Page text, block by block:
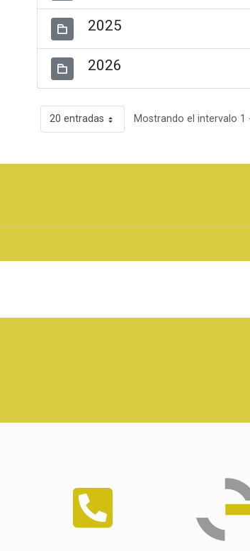
2025
2026
20 entradas Mostrando el intervalo 1